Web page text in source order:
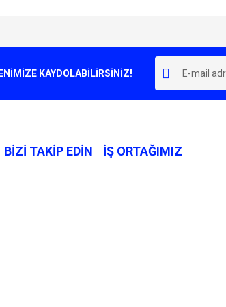
KAYDOLABİLİRSİNİZ!
BİZİ TAKİP EDİN İŞ ORTAĞIMIZ